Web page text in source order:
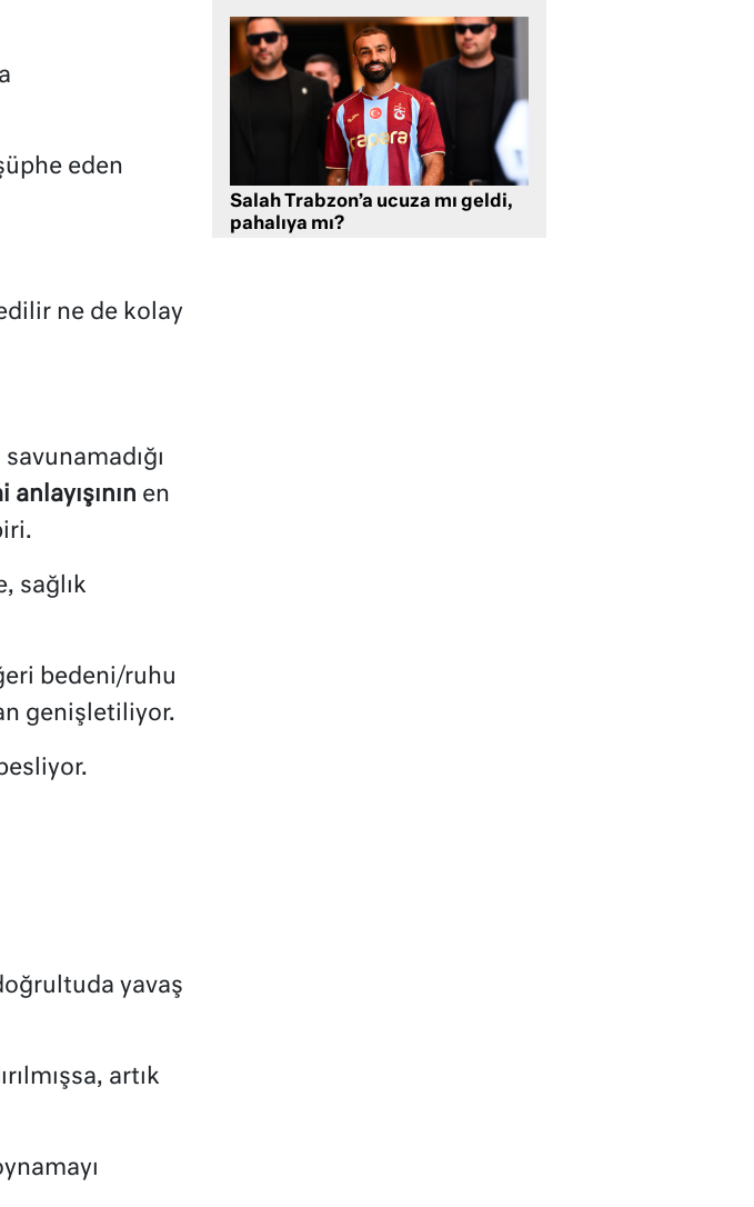
eden
ne de kolay
en
sağlık
bedeni/ruhu
genişletiliyor.
yavaş
artık
Salah Trabzon’a ucuza mı geldi,
pahalıya mı?